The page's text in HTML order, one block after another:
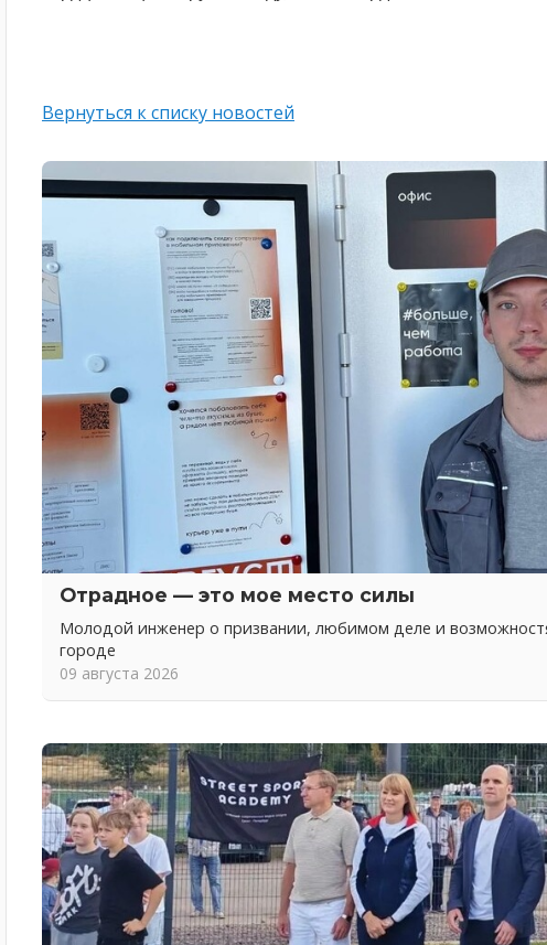
Вернуться к списку новостей
Отрадное — это мое место силы
Молодой инженер о призвании, любимом деле и
городе
09 августа 2026